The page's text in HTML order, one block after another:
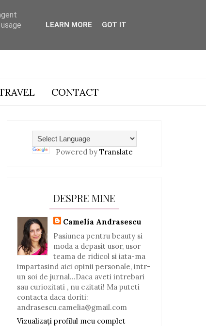
CONTACT
Powered by Translate
DESPRE MINE
Camelia Andrasescu
Pasiunea pentru beauty si
moda a depasit usor, usor
teama de ridicol si iata-ma
impartasind aici opinii personale, intr-
un soi de jurnal...Daca aveti intrebari
sau curiozitati , nu ezitati! Ma puteti
contacta daca doriti:
andrasescu.camelia@gmail.com
Vizualizați profilul meu complet
LEARN MORE GOT IT